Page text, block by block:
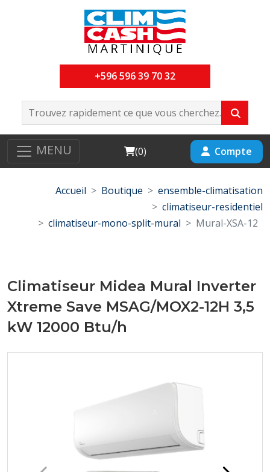
+596 596 39 70 32
MENU Cart
(0) Compte
Accueil Boutique
ensemble-climatisation
climatiseur-residentiel
climatiseur-mono-split-mural
Mural-XSA-12
Climatiseur Midea Mural Inverter
Xtreme Save MSAG/MOX2-12H 3,5
kW 12000 Btu/h